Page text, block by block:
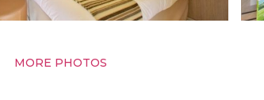
MORE PHOTOS